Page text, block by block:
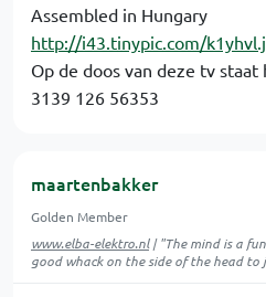
Assembled in Hungary
http://i43.tinypic.com/
Op de doos van deze tv
3139 126 56353
maartenbakker
Golden Member
www.elba-elektro.nl| "The mind is a
good whack on the side of the head to